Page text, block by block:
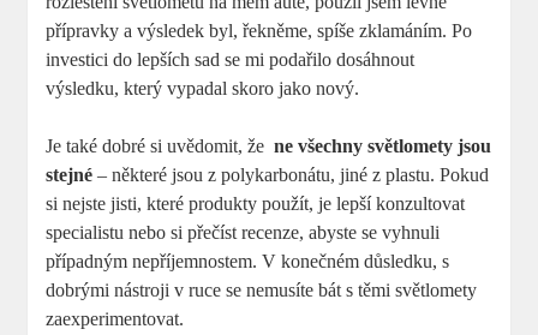
přípravky a výsledek byl, řekněme, spíše zklamáním. Po
investici do lepších sad se mi podařilo dosáhnout
výsledku, ​který vypadal skoro jako nový.
Je také dobré si uvědomit, že ⁢ne všechny světlomety jsou
stejné – ⁤některé jsou z polykarbonátu, jiné z‍ plastu. Pokud
si nejste jisti, které produkty použít, je lepší konzultovat
specialistu nebo ⁢si⁢ přečíst recenze, abyste se vyhnuli
případným nepříjemnostem. V⁤ konečném důsledku, s
dobrými nástroji v⁤ ruce se nemusíte bát s těmi světlomety
⁣zaexperimentovat.